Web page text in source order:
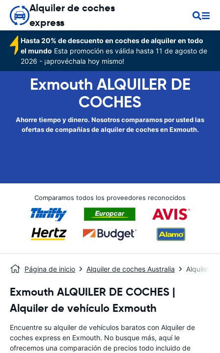
Alquiler de coches
express
Hasta 20% de descuento en coches de alquiler en todo
el mundo Esta promoción es válida hasta 11 de agosto de
2026 - ¡aprovéchala hoy mismo!
Exmouth ALQUILER DE
COCHES
Ahorre tiempo y dinero. Nosotros comparamos por usted las
ofertas de compañías de alquiler de coches en Exmouth.
Comparamos todos los proveedores reconocidos
Página de inicio Alquiler de coches Australia Alquiler
Exmouth ALQUILER DE COCHES |
Alquiler de vehículo Exmouth
Encuentre su alquiler de vehículos baratos con Alquiler de
coches express en Exmouth. No busque más, aquí le
ofrecemos una comparación de precios todo incluido de